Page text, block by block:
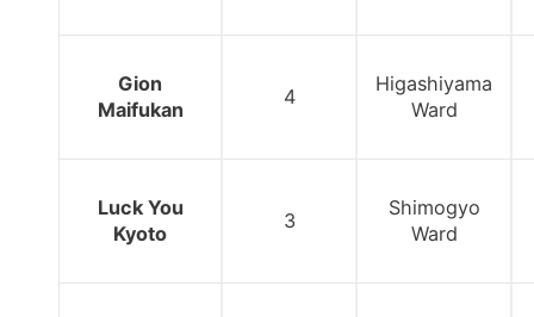
Gion
Maifukan
4
Higashiyama
Ward
Luck You
Kyoto
3
Shimogyo
Ward